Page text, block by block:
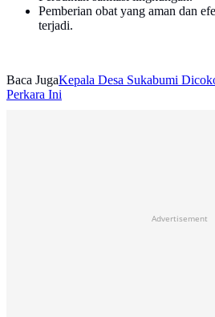
Pemberian obat yang aman dan
terjadi.
Baca JugaKepala Desa Sukabumi
Perkara Ini
Advertisement